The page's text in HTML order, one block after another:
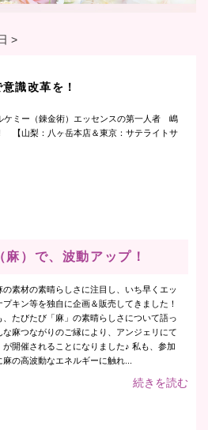
>
識改革を！
ケミー（錬金術）エッセンスの第一人者 嶋
【山梨：八ヶ岳本店＆東京：サテライトサ
麻）で、波動アップ！
素材の素晴らしさに注目し、いち早くエッ
キン等を独自に企画＆販売してきました！
たびたび「麻」の素晴らしさについて語っ
麻つながりのご縁により、アンジェリにて
開催されることになりました♪ 私も、参加
の高波動なエネルギーに触れ...
続きを読む